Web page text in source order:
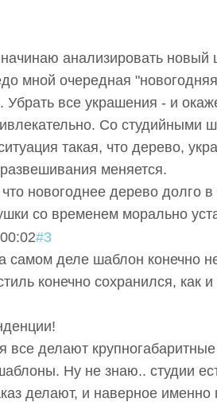
анализировать новый
мной очередная
Убрать все украшения - и
Со студийными
такая, что дерево,
меняется.
новогоднее дерево долго
со временем морально
#3
самом деле шаблон конечно
конечно сохранился, как
все делают крупногабаритны
Ну не знаю.. студии
делают, и наверное именно